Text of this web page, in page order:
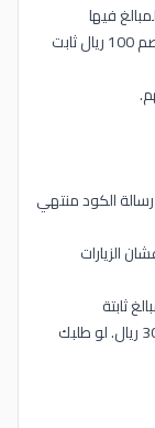
فيها
صراحةً، كثير مواقع كوبونات تكتب خصم 80% أو خصم 100 ريال ثابت
الكود منتهي
الزيارات
ثابتة
مثال: لو طلبك 300 ريال والكود 10%، الخصم = 30 ريال. لو طلبك